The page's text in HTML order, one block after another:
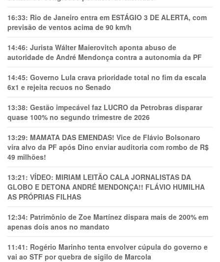
16:33: Rio de Janeiro entra em ESTÁGIO 3 DE ALERTA, com
previsão de ventos acima de 90 km/h
14:46: Jurista Wálter Maierovitch aponta abuso de
autoridade de André Mendonça contra a autonomia da PF
14:45: Governo Lula crava prioridade total no fim da escala
6x1 e rejeita recuos no Senado
13:38: Gestão impecável faz LUCRO da Petrobras disparar
quase 100% no segundo trimestre de 2026
13:29: MAMATA DAS EMENDAS! Vice de Flávio Bolsonaro
vira alvo da PF após Dino enviar auditoria com rombo de R$
49 milhões!
13:21: VÍDEO: MIRIAM LEITÃO CALA JORNALISTAS DA
GLOBO E DETONA ANDRÉ MENDONÇA!! FLÁVIO HUMILHA
AS PRÓPRIAS FILHAS
12:34: Patrimônio de Zoe Martínez dispara mais de 200% em
apenas dois anos no mandato
11:41: Rogério Marinho tenta envolver cúpula do governo e
vai ao STF por quebra de sigilo de Marcola